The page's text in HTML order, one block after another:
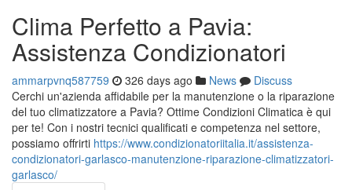
Clima Perfetto a Pavia:
Assistenza Condizionatori
ammarpvnq587759 326 days ago News
Discuss
Cerchi un'azienda affidabile per la manutenzione o la riparazione
del tuo climatizzatore a Pavia? Ottime Condizioni Climatica è qui
per te! Con i nostri tecnici qualificati e competenza nel settore,
possiamo offrirti https://www.condizionatoriitalia.it/assistenza-
condizionatori-garlasco-manutenzione-riparazione-climatizzatori-
garlasco/